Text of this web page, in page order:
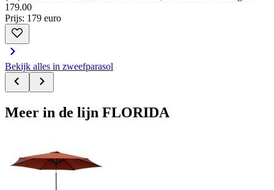
179.00
Prijs: 179 euro
Bekijk alles in zweefparasol
Meer in de lijn FLORIDA